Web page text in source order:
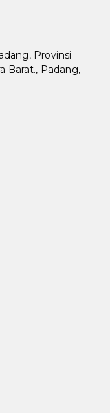
Provinsi
Barat., Padang,